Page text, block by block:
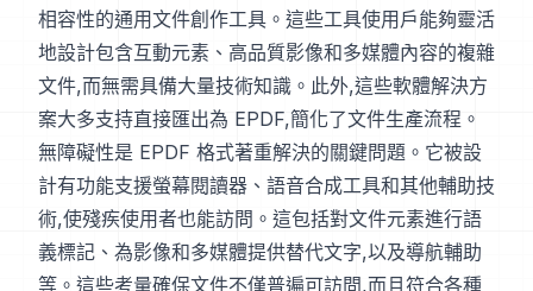
相容性的通用文件創作工具。這些工具使用戶能夠靈活
地設計包含互動元素、高品質影像和多媒體內容的複雜
文件,而無需具備大量技術知識。此外,這些軟體解決方
案大多支持直接匯出為 EPDF,簡化了文件生產流程。
無障礙性是 EPDF 格式著重解決的關鍵問題。它被設
計有功能支援螢幕閱讀器、語音合成工具和其他輔助技
術,使殘疾使用者也能訪問。這包括對文件元素進行語
義標記、為影像和多媒體提供替代文字,以及導航輔助
等。這些考量確保文件不僅普遍可訪問,而且符合各種